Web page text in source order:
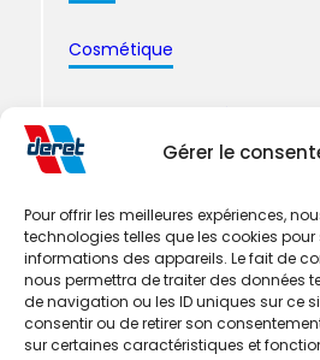
Gérer le
Pour offrir les meilleures expériences,
technologies telles que les cookies
informations des appareils. Le fait de
nous permettra de traiter des données
de navigation ou les ID uniques sur ce
consentir ou de retirer son
sur certaines caractéristiques et
Cosmétique
Pharmacie & santé
Logistique Industrielle